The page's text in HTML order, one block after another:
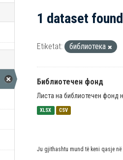
1 dataset found
Etiketat: библиотека
Библиотечен фонд
Листа на библиотечен фонд
XLSX CSV
Ju gjithashtu mund të keni qasje